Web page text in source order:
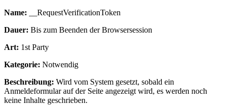
Name: __RequestVerificationToken
Dauer: Bis zum Beenden der Browsersession
Art: 1st Party
Kategorie: Notwendig
Beschreibung: Wird vom System gesetzt, sobald ein
Anmeldeformular auf der Seite angezeigt wird, es werden noch
keine Inhalte geschrieben.